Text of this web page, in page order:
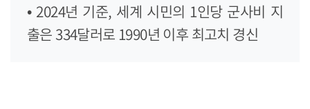
• 2024년 기준, 세계 시민의 1인당 군사비 지
출은 334달러로 1990년 이후 최고치 경신